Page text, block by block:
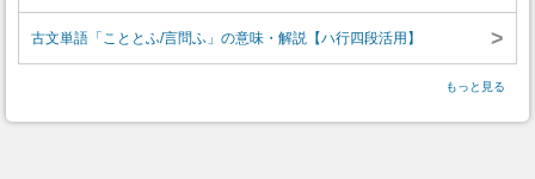
古文単語「こととふ/言問ふ」の意味・解説【ハ行四段活用】 >
もっと見る